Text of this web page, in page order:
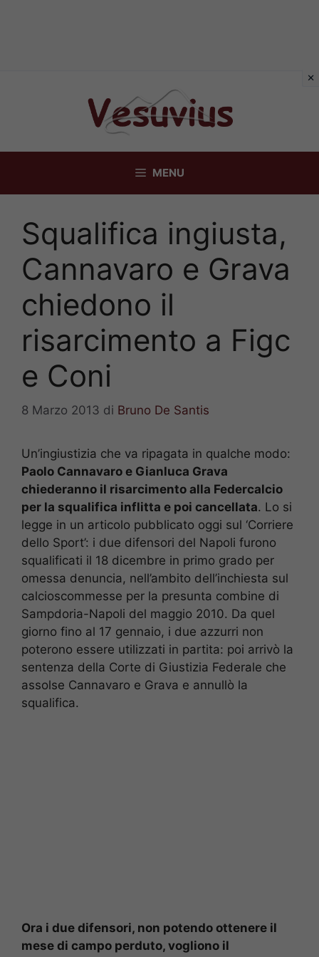
MENU
Squalifica ingiusta,
Cannavaro e Grava
chiedono il
risarcimento a Figc
e Coni
8 Marzo 2013 di Bruno De Santis
Un’ingiustizia che va ripagata in qualche modo:
Paolo Cannavaro e Gianluca Grava
chiederanno il risarcimento alla Federcalcio
per la squalifica inflitta e poi cancellata. Lo si
legge in un articolo pubblicato oggi sul ‘Corriere
dello Sport’: i due difensori del Napoli furono
squalificati il 18 dicembre in primo grado per
omessa denuncia, nell’ambito dell’inchiesta sul
calcioscommesse per la presunta combine di
Sampdoria-Napoli del maggio 2010. Da quel
giorno fino al 17 gennaio, i due azzurri non
poterono essere utilizzati in partita: poi arrivò la
sentenza della Corte di Giustizia Federale che
assolse Cannavaro e Grava e annullò la
squalifica.
Ora i due difensori, non potendo ottenere il
mese di campo perduto, vogliono il